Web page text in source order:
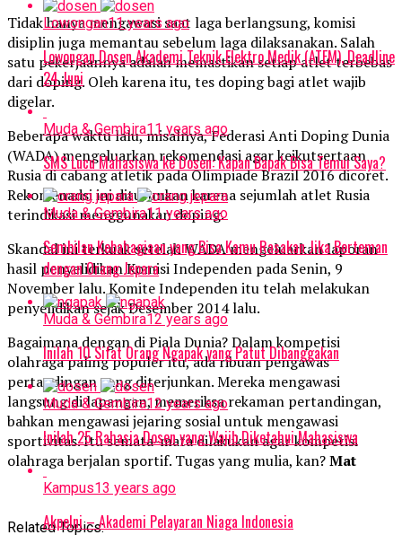
Tidak hanya mengawasi saat laga berlangsung, komisi
disiplin juga memantau sebelum laga dilaksanakan. Salah
satu pekerjaannya adalah memastikan setiap atlet terbebas
dari doping. Oleh karena itu, tes doping bagi atlet wajib
digelar.
Beberapa waktu lalu, misalnya, Federasi Anti Doping Dunia
(WADA) mengeluarkan rekomendasi agar keikutsertaan
Rusia di cabang atletik pada Olimpiade Brazil 2016 dicoret.
Rekomenadsi ini diturunkan karena sejumlah atlet Rusia
terindikasi menggunakan doping.
Skandal ini terkuak setelah WADA mengeluarkan laporan
hasil penyelidikan Komisi Independen pada Senin, 9
November lalu. Komite Independen itu telah melakukan
penyelidikan sejak Desember 2014 lalu.
Bagaimana dengan di Piala Dunia? Dalam kompetisi
olahraga paling populer itu, ada ribuan pengawas
pertandingan yang diterjunkan. Mereka mengawasi
langsung di lapangan, memeriksa rekaman pertandingan,
bahkan mengawasi jejaring sosial untuk mengawasi
sportivitas. Itu semata-mata dilakukan agar kompetisi
olahraga berjalan sportif. Tugas yang mulia, kan?Mat
Related Topics:
Lowongan11 years ago
Lowongan Dosen Akademi Teknik Elektro Medik (ATEM), Deadline
24 Juni
Muda & Gembira11 years ago
SMS Lucu Mahasiswa ke Dosen: Kapan Bapak Bisa Temui Saya?
Muda & Gembira11 years ago
Sembilan Kebahagiaan yang Bisa Kamu Rasakan Jika Berteman
dengan Orang Jepara
Muda & Gembira12 years ago
Inilah 10 Sifat Orang Ngapak yang Patut Dibanggakan
Muda & Gembira12 years ago
Inilah 25 Rahasia Dosen yang Wajib Diketahui Mahasiswa
Kampus13 years ago
Akpelni – Akademi Pelayaran Niaga Indonesia